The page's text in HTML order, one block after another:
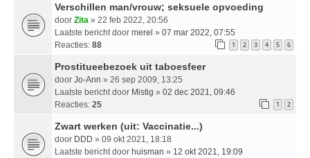
Verschillen man/vrouw; seksuele opvoeding
door Zita » 22 feb 2022, 20:56
Laatste bericht door merel » 07 mar 2022, 07:55
Reacties: 88 1 2 3 4 5 6
Prostitueebezoek uit taboesfeer
door Jo-Ann » 26 sep 2009, 13:25
Laatste bericht door Mistig » 02 dec 2021, 09:46
Reacties: 25 1 2
Zwart werken (uit: Vaccinatie...)
door DDD » 09 okt 2021, 18:18
Laatste bericht door huisman » 12 okt 2021, 19:09